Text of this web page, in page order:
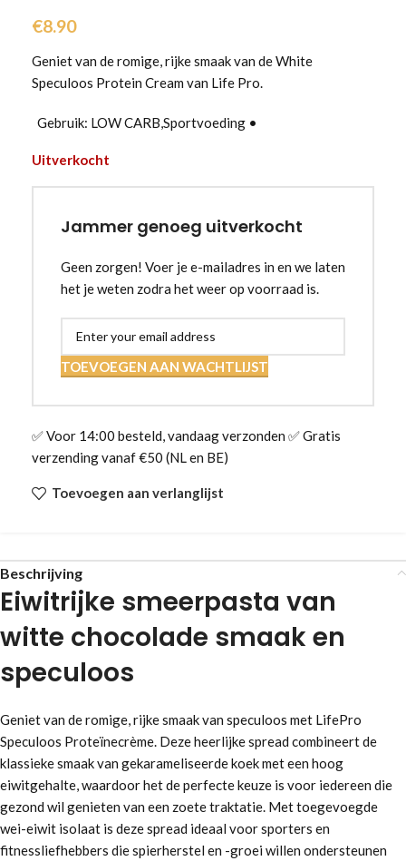
€8.90
Geniet van de romige, rijke smaak van de White
Speculoos Protein Cream van Life Pro.
Gebruik: LOW CARB,Sportvoeding •
Uitverkocht
Jammer genoeg uitverkocht
Geen zorgen! Voer je e-mailadres in en we laten
het je weten zodra het weer op voorraad is.
TOEVOEGEN AAN WACHTLIJST
✅ Voor 14:00 besteld, vandaag verzonden ✅ Gratis
verzending vanaf €50 (NL en BE)
Toevoegen aan verlanglijst
Beschrijving
Eiwitrijke smeerpasta van
witte chocolade smaak en
speculoos
Geniet van de romige, rijke smaak van speculoos met LifePro
Speculoos Proteïnecrème. Deze heerlijke spread combineert de
klassieke smaak van gekarameliseerde koek met een hoog
eiwitgehalte, waardoor het de perfecte keuze is voor iedereen die
gezond wil genieten van een zoete traktatie. Met toegevoegde
wei-eiwit isolaat is deze spread ideaal voor sporters en
fitnessliefhebbers die spierherstel en -groei willen ondersteunen